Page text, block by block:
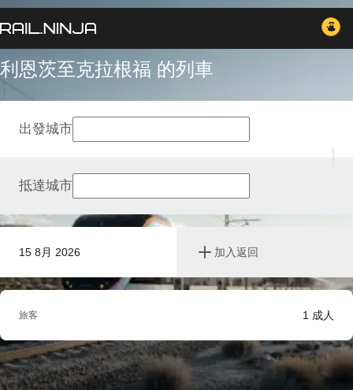
利恩茨至克拉根福 的列車
15 8月 2026 加入返回
出發城市
抵達城市
旅客 1 成人